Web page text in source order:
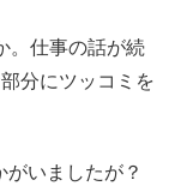
仕事の話が続
分にツッコミを
いましたが？